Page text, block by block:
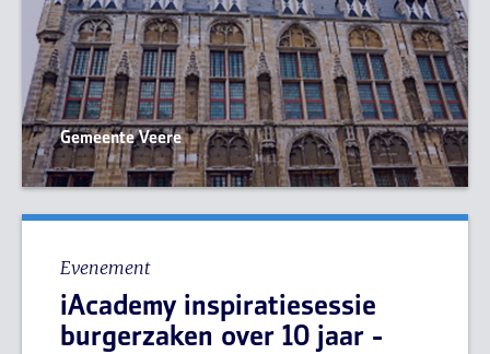
Gemeente Veere
Evenement
iAcademy inspiratiesessie
burgerzaken over 10 jaar -